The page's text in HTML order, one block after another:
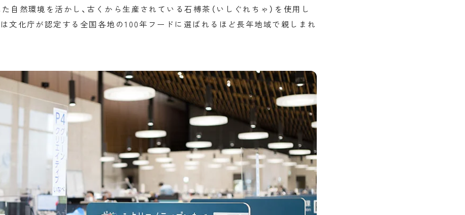
自然環境を活かし、古くから生産されている石榑茶（いしぐれちゃ）を使用し
文化庁が認定する全国各地の100年フードに選ばれるほど長年地域で親しまれ